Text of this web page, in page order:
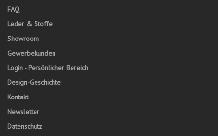
FAQ
Leder & Stoffe
Showroom
Gewerbekunden
Login - Persönlicher Bereich
Design-Geschichte
Kontakt
Newsletter
Datenschutz